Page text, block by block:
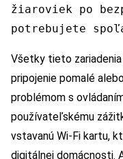
žiaroviek po
potrebujete
Všetky tieto zariadenia
pripojenie pomalé
problémom s
používateľskému
vstavanú Wi-Fi kartu,
digitálnej domácnosti.